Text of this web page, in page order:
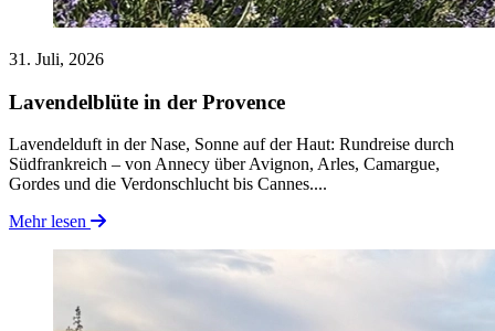
31. Juli, 2026
Lavendelblüte in der Provence
Lavendelduft in der Nase, Sonne auf der Haut: Rundreise durch
Südfrankreich – von Annecy über Avignon, Arles, Camargue,
Gordes und die Verdonschlucht bis Cannes....
Mehr lesen